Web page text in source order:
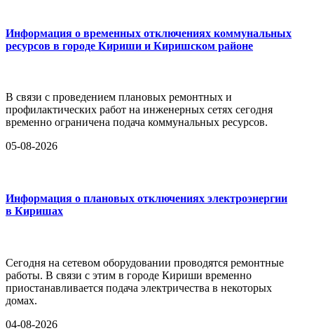
Информация о временных отключениях коммунальных
ресурсов в городе Кириши и Киришском районе
В связи с проведением плановых ремонтных и
профилактических работ на инженерных сетях сегодня
временно ограничена подача коммунальных ресурсов.
05-08-2026
Информация о плановых отключениях электроэнергии
в Киришах
Сегодня на сетевом оборудовании проводятся ремонтные
работы. В связи с этим в городе Кириши временно
приостанавливается подача электричества в некоторых
домах.
04-08-2026